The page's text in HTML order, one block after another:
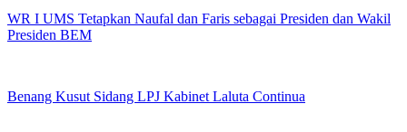
WR I UMS Tetapkan Naufal dan Faris sebagai Presiden dan Wakil
Presiden BEM
Benang Kusut Sidang LPJ Kabinet Laluta Continua